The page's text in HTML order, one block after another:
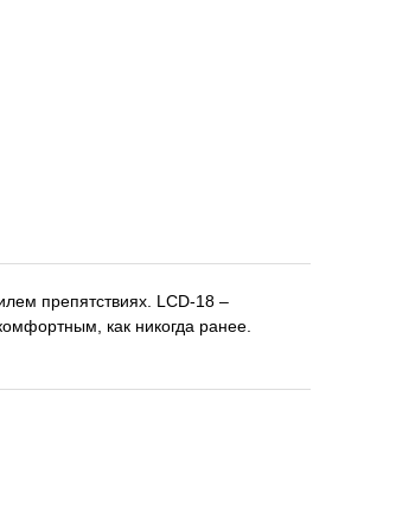
препятствиях. LCD-18 –
как никогда ранее.